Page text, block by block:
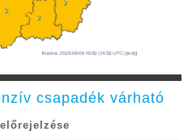
csapadék várható